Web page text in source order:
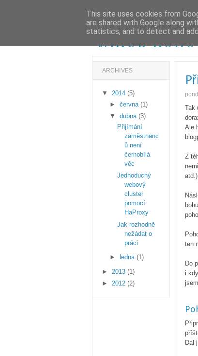
DOMOVSKÁ STRÁNKA O
JAKUB
Tak
Ale
Z
ten
Do
i
Dal
ARCHIVES
▼ 2014 (5)
► června (1)
▼ dubna (3)
Přijímání
zaměstnanc
ů není
černobílá
věc
Jednoduchý
webový
cluster
pomocí
HaProxy
Jak rozhodně
nežádat o
práci
►
ledna (1)
► 2013 (1)
► 2012 (2)
This site uses cookies from
are shared with Google along
statistics, and to detect and